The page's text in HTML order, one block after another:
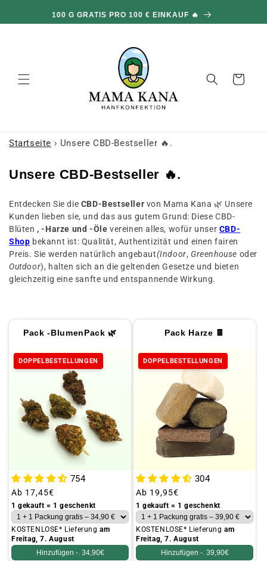
100 G GRATIS PRO 100 € EINKAUF 🔥
Warenkorb
Startseite › Unsere CBD-Bestseller 🔥.
K
l
l
e
k
t
Unsere CBD-Bestseller 🔥.
Entdecken Sie die CBD-Bestseller von Mama Kana 🌿 Unsere
Kunden lieben sie, und das aus gutem Grund: Diese CBD-
Blüten , -Harze und -Öle vereinen alles, wofür unser CBD-
Shop bekannt ist: Qualität, Authentizität und einen fairen
Preis. Sie werden natürlich angebaut(Indoor, Greenhouse oder
Outdoor), halten sich an die geltenden Gesetze und bieten
gleichzeitig eine sanfte und entspannende Wirkung.
Pack -BlumenPack 🌿
DOPPELBESTELLUNGEN
754
Üblicher
Preis
Ab 17,45€
1 gekauft = 1 geschenkt
KOSTENLOSE* Lieferungam
Freitag, 7. August
Hinzufügen -. 34,90€
Pack Harze 🍫
DOPPELBESTELLUNGEN
304
Üblicher
Preis
Ab 19,95€
1 gekauft = 1 geschenkt
KOSTENLOSE* Lieferungam
Freitag, 7. August
Hinzufügen -. 39,90€